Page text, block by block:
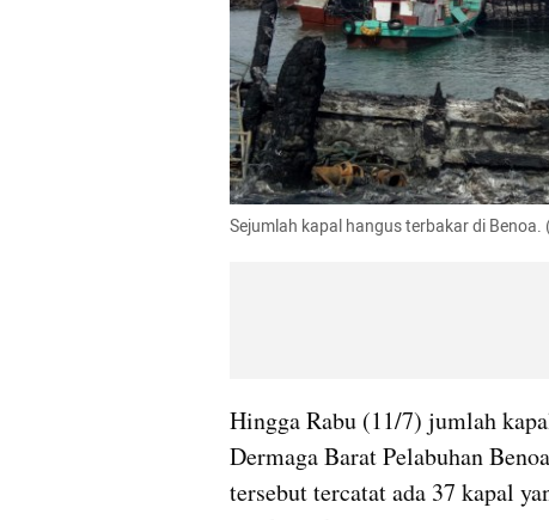
Sejumlah kapal hangus terbakar di
Hingga Rabu (11/7) jumlah
Dermaga Barat Pelabuhan
tersebut tercatat ada 37 kapal